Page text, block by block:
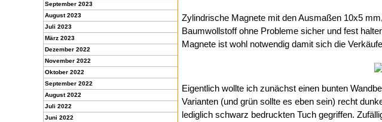
September 2023
August 2023
Juli 2023
März 2023
Dezember 2022
November 2022
Oktober 2022
September 2022
August 2022
Juli 2022
Juni 2022
Zylindrische Magnete mit den Ausmaßen 10x5
Baumwollstoff ohne Probleme sicher und fest
Magnete ist wohl notwendig damit sich die
Eigentlich wollte ich zunächst einen bunten
Varianten (und grün sollte es eben sein) recht
lediglich schwarz bedruckten Tuch gegriffen.